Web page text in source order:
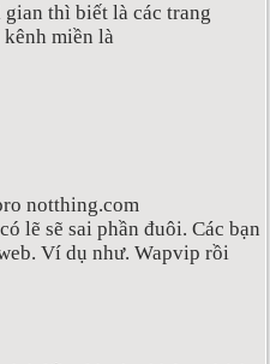
thì biết là các trang
kênh miền là
notthing.com
lẽ sẽ sai phần đuôi. Các bạn
Ví dụ như. Wapvip rồi